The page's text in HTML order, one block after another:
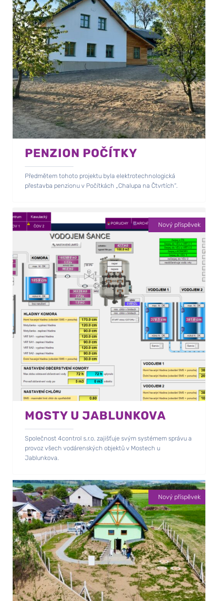
PENZION POČÍTKY
Předmětem tohoto projektu byla elektrotechnologická
přestavba penzionu v Počítkách „Chalupa na Čtvrtích“.
Nový příspěvek
MOSTY U JABLUNKOVA
Společnost 4control s.r.o. zajišťuje svým systémem správu a
provoz všech vodárenských objektů v Mostech u
Jablunkova.
Nový příspěvek